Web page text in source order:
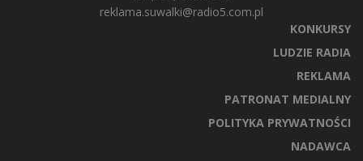
reklama.suwalki@radio5.com.pl
KONKURSY
LUDZIE RADIA
REKLAMA
PATRONAT MEDIALNY
POLITYKA PRYWATNOŚCI
NADAWCA